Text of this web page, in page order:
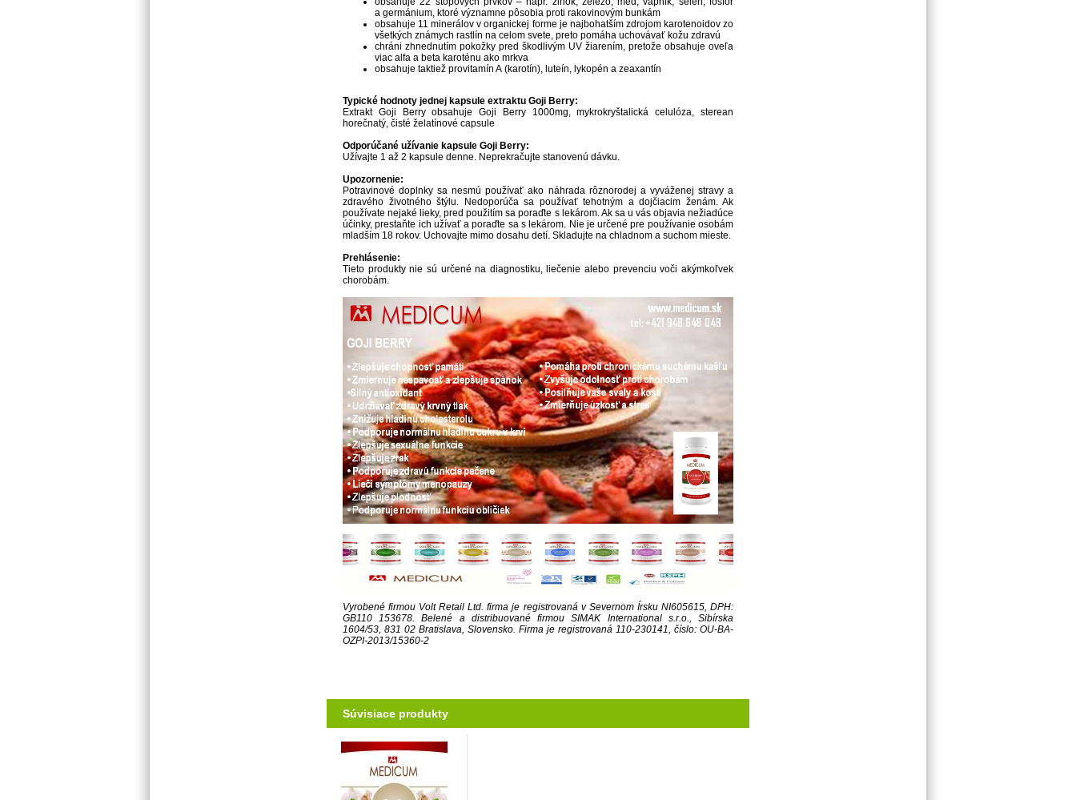
a germánium, ktoré významne pôsobia proti rakovinovým bunkám
obsahuje 11 minerálov v organickej forme je najbohatším zdrojom karotenoidov zo
všetkých známych rastlín na celom svete, preto pomáha uchovávať kožu zdravú
chráni zhnednutím pokožky pred škodlivým UV žiarením, pretože obsahuje oveľa
viac alfa a beta karoténu ako mrkva
obsahuje taktiež provitamín A (karotín), luteín, lykopén a zeaxantín
Typické hodnoty jednej kapsule extraktu Goji Berry:
Extrakt Goji Berry obsahuje Goji Berry 1000mg, mykrokryštalická celulóza, sterean
horečnatý, čisté želatínové capsule
Odporúčané užívanie kapsule Goji Berry:
Užívajte 1 až 2 kapsule denne. Neprekračujte stanovenú dávku.
Upozornenie:
Potravinové doplnky sa nesmú používať ako náhrada rôznorodej a vyváženej stravy a
zdravého životného štýlu. Nedoporúča sa používať tehotným a dojčiacim ženám. Ak
používate nejaké lieky, pred použitím sa poraďte s lekárom. Ak sa u vás objavia nežiadúce
účinky, prestaňte ich užívať a poraďte sa s lekárom. Nie je určené pre používanie osobám
mladším 18 rokov. Uchovajte mimo dosahu detí. Skladujte na chladnom a suchom mieste.
Prehlásenie:
Tieto produkty nie sú určené na diagnostiku, liečenie alebo prevenciu voči akýmkoľvek
chorobám.
Vyrobené firmou Volt Retail Ltd. firma je registrovaná v Severnom Írsku NI605615, DPH:
GB110 153678.
Belené a distribuované firmou SIMAK International s.r.o., Sibírska
1604/53, 831 02 Bratislava, Slovensko. Firma je registrovaná 110-230141, číslo: OU-BA-
OZPI-2013/15360-2
Súvisiace produkty